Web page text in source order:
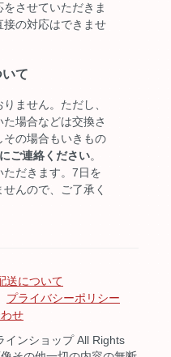
させていただきま
の対応はできませ
て
ません。ただし、
場合などは交換さ
の場合もいきもの
ご連絡ください。
ただきます。7日を
んので、ご了承く
送について
プライバシーポリシー
せ
ンショップ All Rights